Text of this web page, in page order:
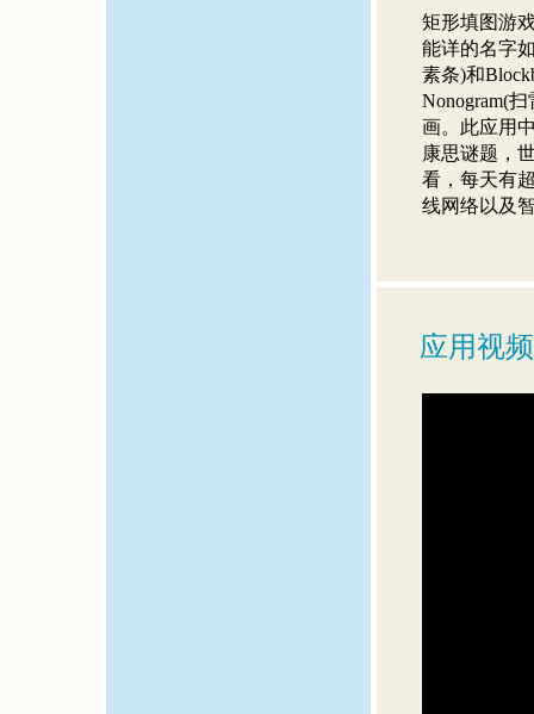
矩形填图游
能详的名字
素条)和
Nonogram(
画。此应用
康思谜题，
看，每天有
线网络以及
应用视频